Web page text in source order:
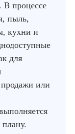
В процессе
пыль,
кухни и
для
или